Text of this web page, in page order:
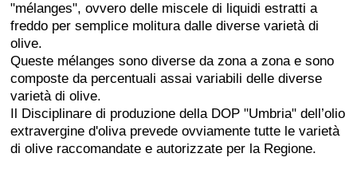
"mélanges", ovvero delle miscele di liquidi estratti a
freddo per semplice molitura dalle diverse varietà di
olive.
Queste mélanges sono diverse da zona a zona e sono
composte da percentuali assai variabili delle diverse
varietà di olive.
Il Disciplinare di produzione della DOP "Umbria" dell’olio
extravergine d'oliva prevede ovviamente tutte le varietà
di olive raccomandate e autorizzate per la Regione.